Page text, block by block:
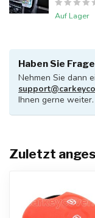
Auf Lager
Haben Sie
Nehmen Sie dann
Ihnen gerne weiter.
Zuletzt